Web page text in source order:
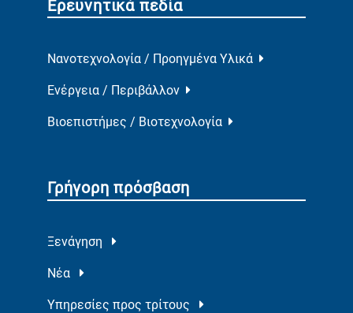
Ερευνητικά πεδία
Νανοτεχνολογία / Προηγμένα Υλικά
Ενέργεια / Περιβάλλον
Βιοεπιστήμες / Βιοτεχνολογία
Γρήγορη πρόσβαση
Ξενάγηση
Νέα
Υπηρεσίες προς τρίτους